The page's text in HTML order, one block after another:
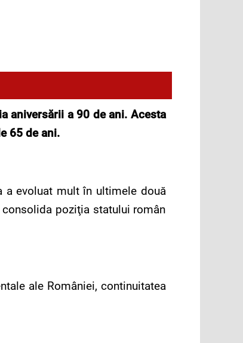
aniversării a 90 de ani. Acesta
65 de ani.
a evoluat mult în ultimele două
poziţia statului român
ale României, continuitatea